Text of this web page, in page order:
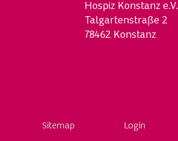
Hospiz Konstanz e.V.
Talgartenstraße 2
78462 Konstanz
Sitemap Login